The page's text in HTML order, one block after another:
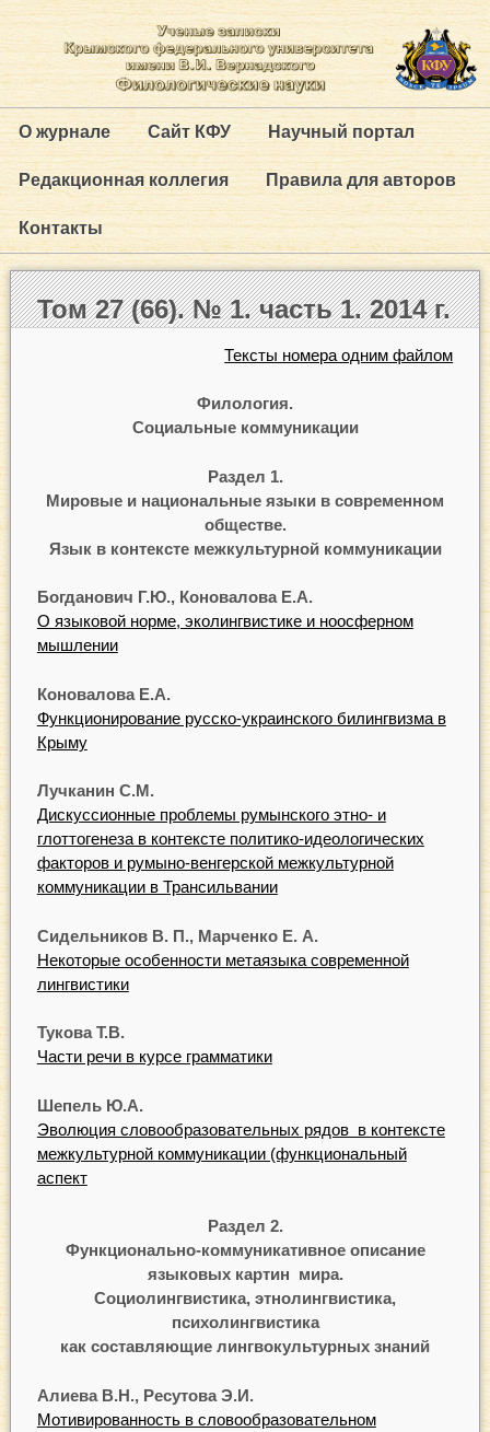
О журнале Сайт КФУ Научный портал
Редакционная коллегия Правила для авторов
Контакты
Том 27 (66). № 1. часть 1. 2014 г.
Тексты номера одним файлом
Филология.
Социальные коммуникации
Раздел 1.
Мировые и национальные языки в современном
обществе.
Язык в контексте межкультурной коммуникации
Богданович Г.Ю., Коновалова Е.А.
О языковой норме, эколингвистике и ноосферном
мышлении
Коновалова Е.А.
Функционирование русско-украинского билингвизма в
Крыму
Лучканин С.М.
Дискуссионные проблемы румынского этно- и
глоттогенеза в контексте политико-идеологических
факторов и румыно-венгерской межкультурной
коммуникации в Трансильвании
Сидельников В. П., Марченко Е. А.
Некоторые особенности метаязыка современной
лингвистики
Тукова Т.В.
Части речи в курсе грамматики
Шепель Ю.А.
Эволюция словообразовательных рядов в контексте
межкультурной коммуникации (функциональный
аспект
Раздел 2.
Функционально-коммуникативное описание
языковых картин мира.
Социолингвистика, этнолингвистика,
психолингвистика
как составляющие лингвокультурных знаний
Алиева В.Н., Ресутова Э.И.
Мотивированность в словообразовательном